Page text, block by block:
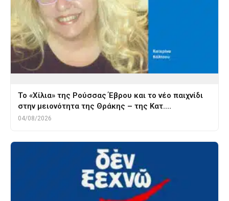
Το «Χίλια» της Ρούσσας Έβρου και το νέο παιχνίδι
στην μειονότητα της Θράκης – της Κατ.…
04/08/2026